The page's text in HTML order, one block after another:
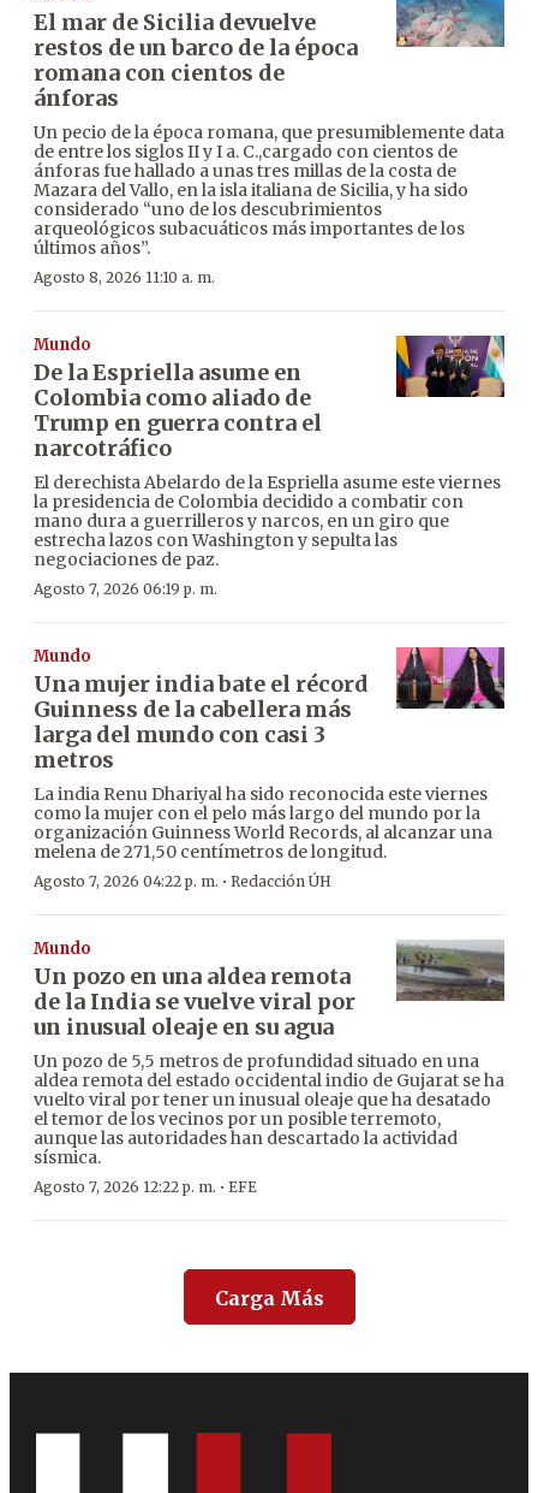
El mar de Sicilia devuelve
restos de un barco de la época
romana con cientos de
ánforas
Un pecio de la época romana, que presumiblemente data
de entre los siglos II y I a. C.,cargado con cientos de
ánforas fue hallado a unas tres millas de la costa de
Mazara del Vallo, en la isla italiana de Sicilia, y ha sido
considerado “uno de los descubrimientos
arqueológicos subacuáticos más importantes de los
últimos años”.
Agosto 8, 2026 11:10 a. m.
Mundo
De la Espriella asume en
Colombia como aliado de
Trump en guerra contra el
narcotráfico
El derechista Abelardo de la Espriella asume este viernes
la presidencia de Colombia decidido a combatir con
mano dura a guerrilleros y narcos, en un giro que
estrecha lazos con Washington y sepulta las
negociaciones de paz.
Agosto 7, 2026 06:19 p. m.
Mundo
Una mujer india bate el récord
Guinness de la cabellera más
larga del mundo con casi 3
metros
La india Renu Dhariyal ha sido reconocida este viernes
como la mujer con el pelo más largo del mundo por la
organización Guinness World Records, al alcanzar una
melena de 271,50 centímetros de longitud.
Agosto 7, 2026 04:22 p. m. · Redacción ÚH
Mundo
Un pozo en una aldea remota
de la India se vuelve viral por
un inusual oleaje en su agua
Un pozo de 5,5 metros de profundidad situado en una
aldea remota del estado occidental indio de Gujarat se ha
vuelto viral por tener un inusual oleaje que ha desatado
el temor de los vecinos por un posible terremoto,
aunque las autoridades han descartado la actividad
sísmica.
Agosto 7, 2026 12:22 p. m. · EFE
Carga Más